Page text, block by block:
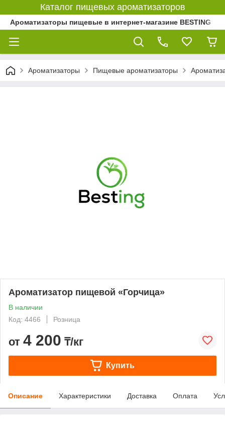
Каталог пищевых ароматизаторов
Ароматизаторы пищевые в интернет-магазине BESTING
Ароматизаторы Пищевые ароматизаторы
Ароматизатор пищевой «Горчица»
В наличии
Код: 4466
Розница
от 4 200 ₸/кг
Купить
Описание Характеристики Доставка Оплата